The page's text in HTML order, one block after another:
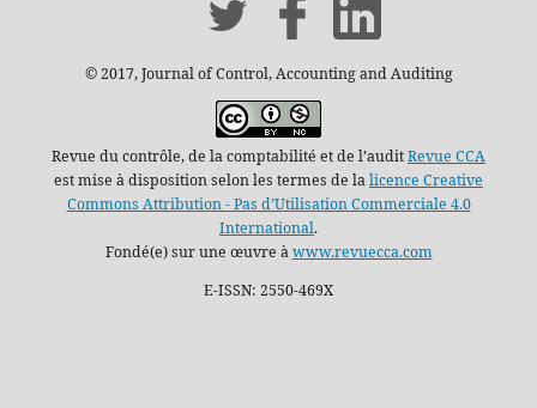
© 2017, Journal of Control, Accounting and Auditing
Revue du contrôle, de la comptabilité et de l’auditRevue CCA
est mise à disposition selon les termes de lalicence Creative
Commons Attribution - Pas d’Utilisation Commerciale 4.0
International.
Fondé(e) sur une œuvre àwww.revuecca.com
E-ISSN: 2550-469X